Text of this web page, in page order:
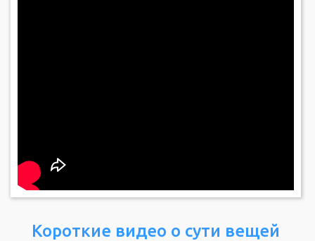
Короткие видео о сути вещей